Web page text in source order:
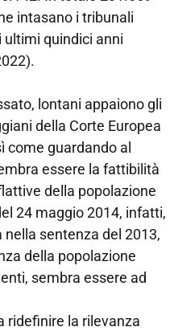
intasano i tribunali
quindici anni
lontani appaiono gli
della Corte Europea
come guardando al
essere la fattibilità
della popolazione
24 maggio 2014, infatti,
sentenza del 2013,
della popolazione
sembra essere ad
ridefinire la rilevanza